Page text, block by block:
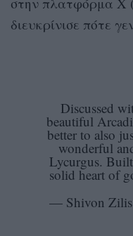
διευκρίνισε πότε
Discussed
beautiful
better to also
wonderful
Lycurgus.
solid heart of
— Shivon Zilis